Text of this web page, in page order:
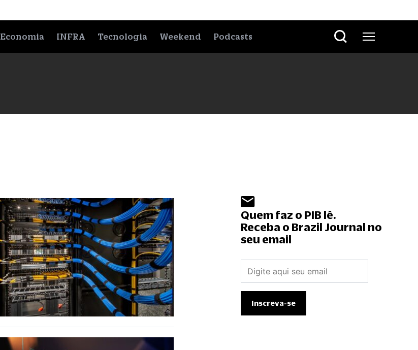
Economia INFRA Tecnologia Weekend Podcasts
Quem faz o PIB lê.
Receba o Brazil Journal no
seu email